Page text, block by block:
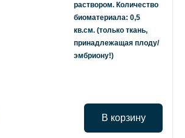
раствором. Количество
биоматериала: 0,5
кв.см. (только ткань,
принадлежащая плоду/
эмбриону!)
В корзину